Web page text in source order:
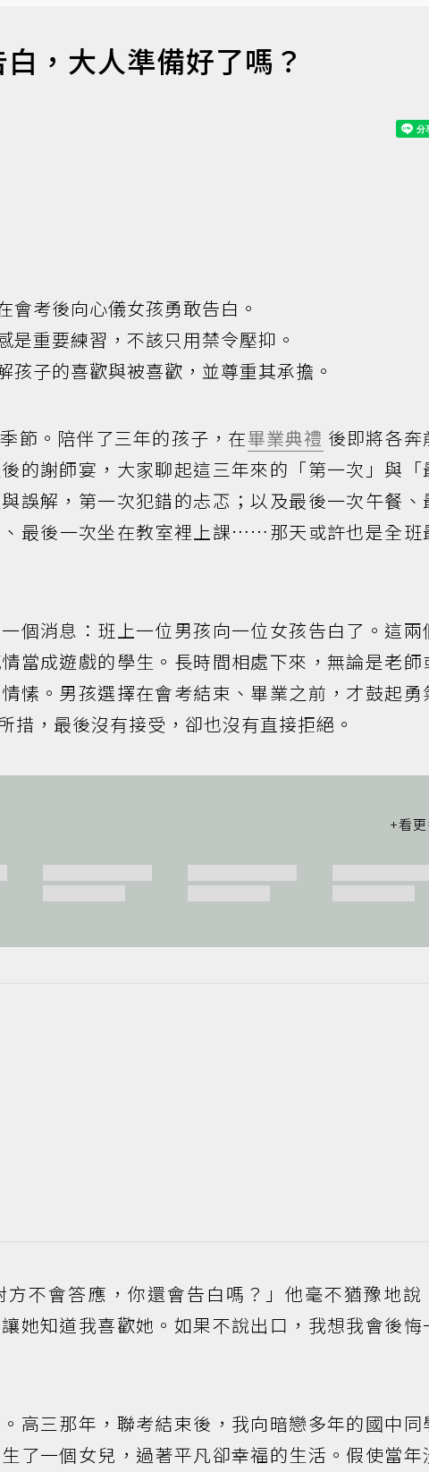
，大人準備好了嗎？
會考後向心儀女孩勇敢告白。
是重要練習，不該只用禁令壓抑。
孩子的喜歡與被喜歡，並尊重其承擔。
節。陪伴了三年的孩子，在畢業典禮 後即將各奔
的謝師宴，大家聊起這三年來的「第一次」與「
誤解，第一次犯錯的忐忑；以及最後一次午餐、
最後一次坐在教室裡上課……那天或許也是全班
個消息：班上一位男孩向一位女孩告白了。這兩
當成遊戲的學生。長時間相處下來，無論是老師
愫。男孩選擇在會考結束、畢業之前，才鼓起勇
措，最後沒有接受，卻也沒有直接拒絕。
不會答應，你還會告白嗎？」他毫不猶豫地說
她知道我喜歡她。如果不說出口，我想我會後悔
高三那年，聯考結束後，我向暗戀多年的國中同
了一個女兒，過著平凡卻幸福的生活。假使當年